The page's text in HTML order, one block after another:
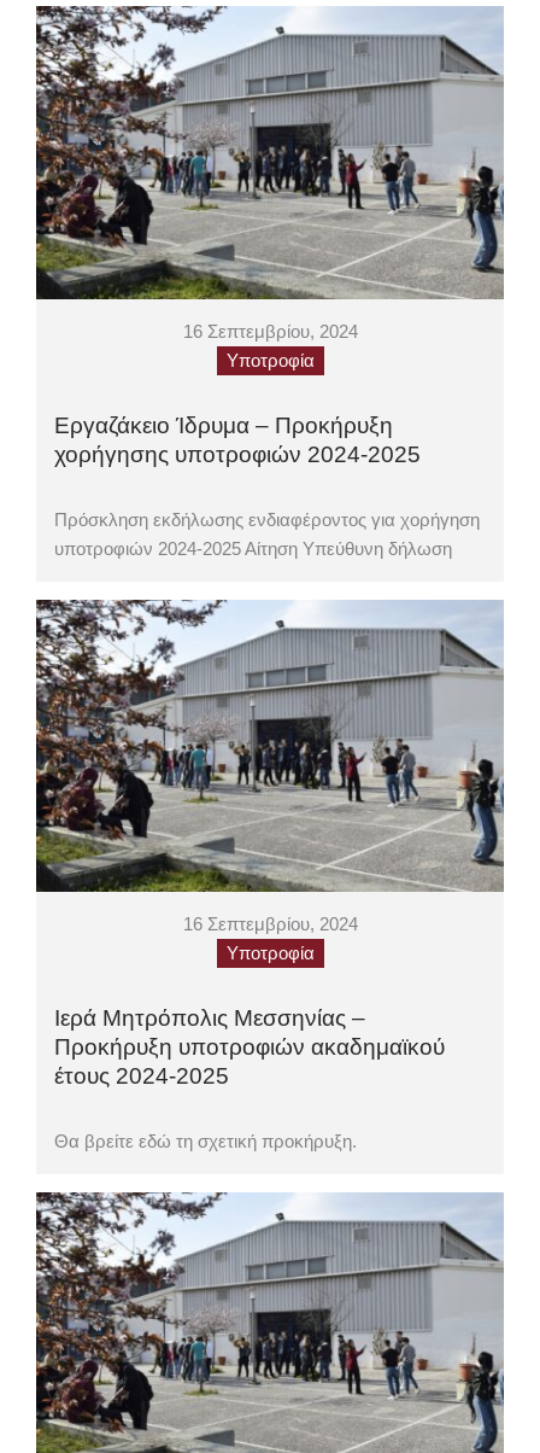
16 Σεπτεμβρίου, 2024
Υποτροφία
Εργαζάκειο Ίδρυμα – Προκήρυξη
χορήγησης υποτροφιών 2024-2025
Πρόσκληση εκδήλωσης ενδιαφέροντος για χορήγηση
υποτροφιών 2024-2025 Αίτηση Υπεύθυνη δήλωση
16 Σεπτεμβρίου, 2024
Υποτροφία
Ιερά Μητρόπολις Μεσσηνίας –
Προκήρυξη υποτροφιών ακαδημαϊκού
έτους 2024-2025
Θα βρείτε εδώ τη σχετική προκήρυξη.